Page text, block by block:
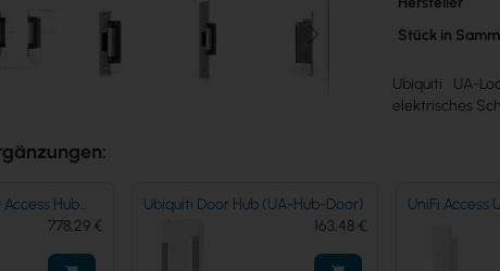
Stück in
Ubiquiti UA-
elektrisches
Hub-Door)
163,48 €
UniFi Access Ultra - An access
reader with a built-in hub for
complete, single-door entry
88,70 €
UBIQUITI